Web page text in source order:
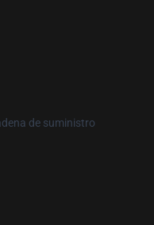
de suministro